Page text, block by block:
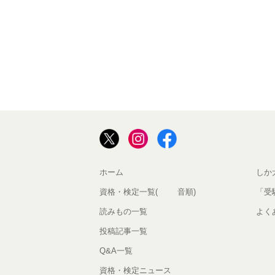
ホーム
資格・検定一覧(50音順)
読みもの一覧
投稿記事一覧
Q&A一覧
資格・検定ニュース
しか
「
よく